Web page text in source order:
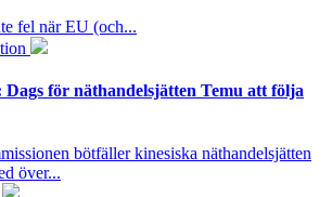
fel när EU (och...
Dags för näthandelsjätten Temu att följa
bötfäller kinesiska näthandelsjätten
över...